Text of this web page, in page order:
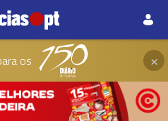
os ×